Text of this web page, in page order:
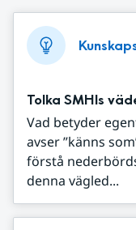
Tolka SMHIs
Vad betyder
avser ”känns
förstå
denna vägled...